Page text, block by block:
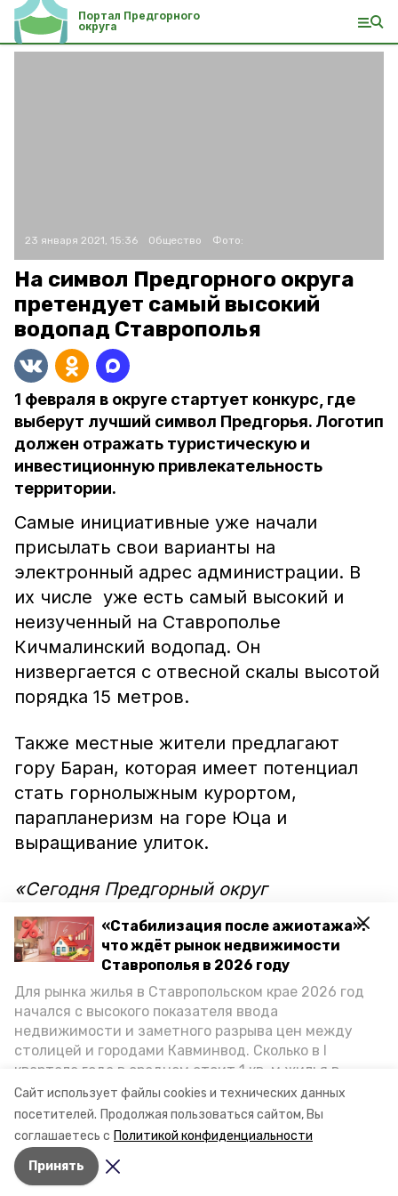
Сайт использует файлы cookies и технических данных
посетителей. Продолжая пользоваться сайтом, Вы
соглашаетесь с Политикой конфиденциальности
Принять
«Стабилизация после ажиотажа»:
что ждёт рынок недвижимости
Ставрополья в 2026 году
Для рынка жилья в Ставропольском крае 2026 год
начался с высокого показателя ввода
недвижимости и заметного разрыва цен между
столицей и городами Кавминвод. Сколько в I
квартале года в среднем стоит 1 кв. м жилья в
городах и округах региона, как изменился спрос на
первичку и вторичку, какова себестоимость
стройки собственного жилья в этом году и какие
прогнозы о стоимости квадратных метров дают
эксперты, выясняла корреспондент «Победы26».
Портал Предгорного
округа
23 января 2021, 15:36 Общество Фото:
На символ Предгорного округа
претендует самый высокий
водопад Ставрополья
1 февраля в округе стартует конкурс, где
выберут лучший символ Предгорья. Логотип
должен отражать туристическую и
инвестиционную привлекательность
территории.
Самые инициативные уже начали
присылать свои варианты на
электронный адрес администрации. В
их числе уже есть самый высокий и
неизученный на Ставрополье
Кичмалинский водопад. Он
низвергается с отвесной скалы высотой
порядка 15 метров.
Также местные жители предлагают
гору Баран, которая имеет потенциал
стать горнолыжным курортом,
парапланеризм на горе Юца и
выращивание улиток.
«Сегодня Предгорный округ
воспринимается людьми, впервые
приехавшими на КМВ, как территория
вокруг городов-курортов. Мы с этой
позицией не согласны и готовы
представить гостям собственные
узнаваемые бренды. Наиболее
популярный из них станет символом
Предгорья», — сказал глава округа
Николай Бондаренко.
Авторы: Ольга Дьякова